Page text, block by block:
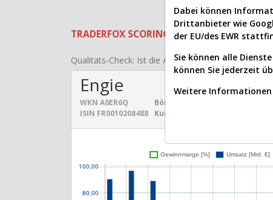
TRADERFOX SCORING SYSTEMS: Qualitäts-
Qualitäts-Check: Ist die Aktie zum Investieren
Engie
WKN A0ER6Q
ISIN FR0010208488
Börsenwert:
Kurs:
Dabei können
Drittanbieter wie
der EU/des EWR
Sie können alle
können Sie jederzeit
Weitere Informationen